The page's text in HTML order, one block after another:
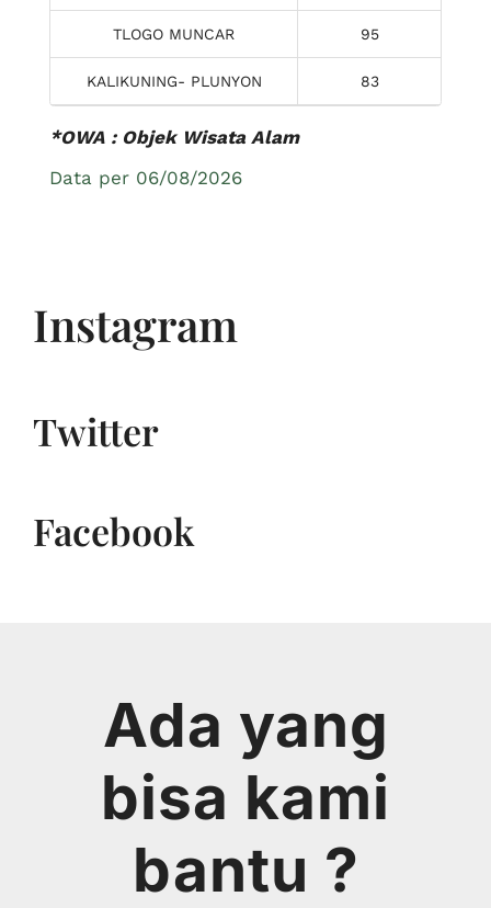
TLOGO MUNCAR 95
KALIKUNING- PLUNYON 83
*OWA : Objek Wisata Alam
Data per 06/08/2026
Instagram
Twitter
Facebook
Ada yang
bisa kami
bantu ?